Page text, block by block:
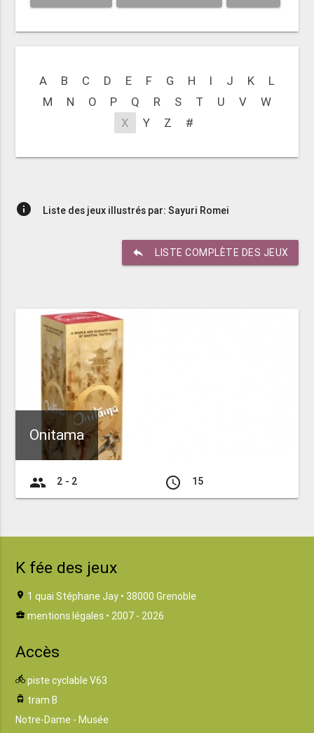
A B C D E F G H I J K
L
M
N O P Q R S T U V
W
X
Y Z #
info Liste des jeux illustrés par: Sayuri Romei
reply LISTE COMPLÈTE DES JEUX
Onitama
group 2 - 2 access_time 15
K fée des jeux
location_on 1 quai Stéphane Jay • 38000 Grenoble
business_center mentions légales • 2007 - 2026
Accès
directions_bike piste cyclable V63
tram tram B
Notre-Dame - Musée